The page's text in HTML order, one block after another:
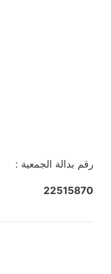
رقم بدالة الجمعية :
22515870